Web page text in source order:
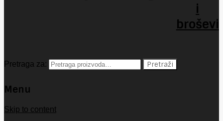
i
broševi
Pretraga za: Pretraži
Menu
Skip to content